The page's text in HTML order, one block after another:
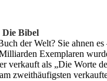
Die Bibel
der Welt? Sie ahnen
Exemplaren
verkauft als „Die Worte
zweithäufigsten